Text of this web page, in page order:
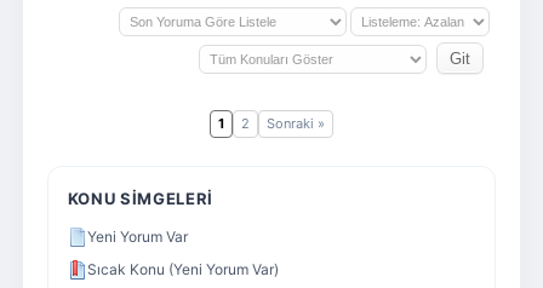
1 2 Sonraki »
KONU SIMGELERI
Yeni Yorum Var
Sıcak Konu (Yeni Yorum Var)